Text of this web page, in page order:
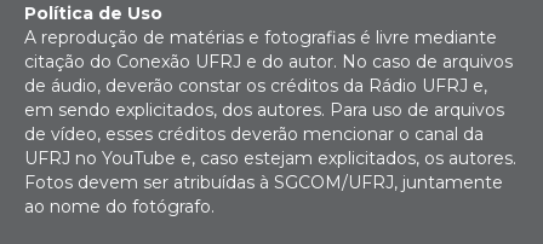
Política de Uso
A reprodução de matérias e fotografias é livre mediante
citação do Conexão UFRJ e do autor. No caso de arquivos
de áudio, deverão constar os créditos da Rádio UFRJ e,
em sendo explicitados, dos autores. Para uso de arquivos
de vídeo, esses créditos deverão mencionar o canal da
UFRJ no YouTube e, caso estejam explicitados, os autores.
Fotos devem ser atribuídas à SGCOM/UFRJ, juntamente
ao nome do fotógrafo.